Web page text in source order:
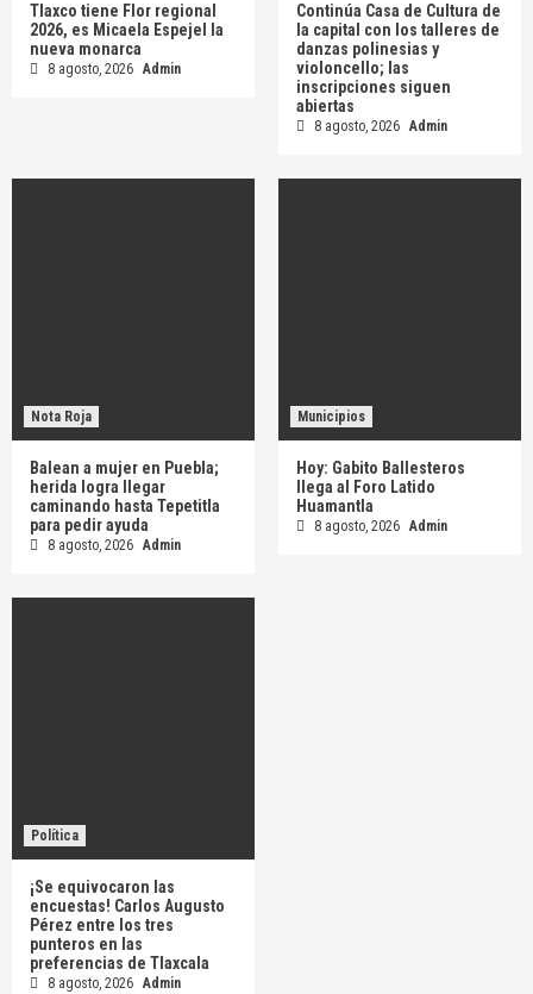
Tlaxco tiene Flor regional
2026, es Micaela Espejel la
nueva monarca
8 agosto, 2026 Admin
Continúa Casa de Cultura de
la capital con los talleres de
danzas polinesias y
violoncello; las
inscripciones siguen
abiertas
8 agosto, 2026 Admin
Nota Roja
Balean a mujer en Puebla;
herida logra llegar
caminando hasta Tepetitla
para pedir ayuda
8 agosto, 2026 Admin
Municipios
Hoy: Gabito Ballesteros
llega al Foro Latido
Huamantla
8 agosto, 2026 Admin
Política
¡Se equivocaron las
encuestas! Carlos Augusto
Pérez entre los tres
punteros en las
preferencias de Tlaxcala
8 agosto, 2026 Admin